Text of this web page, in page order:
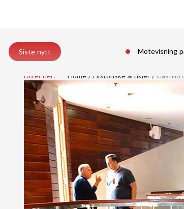
Siste nytt Motevisning
Du er her: Home Historiske artikler Castillo